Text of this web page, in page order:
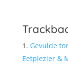
Gevulde
Eetplezier &